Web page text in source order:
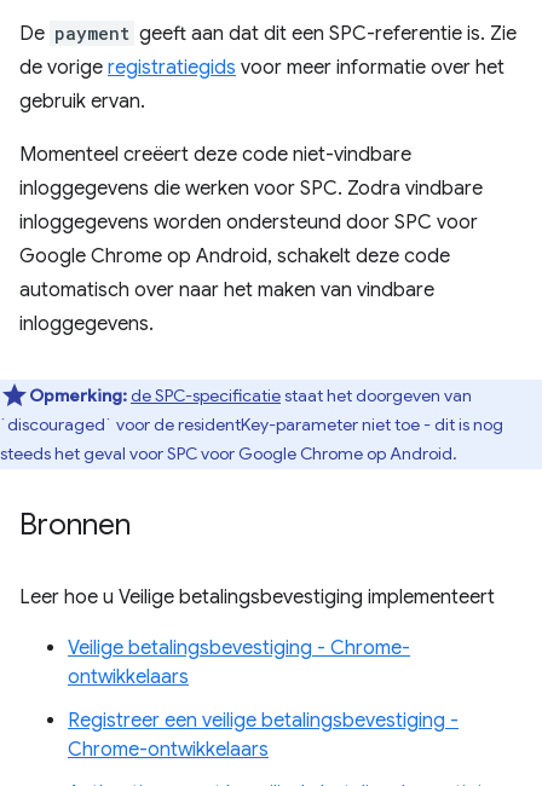
De payment geeft aan dat dit een SPC-referentie is. Zie
de vorige registratiegids voor meer informatie over het
gebruik ervan.
Momenteel creëert deze code niet-vindbare
inloggegevens die werken voor SPC. Zodra vindbare
inloggegevens worden ondersteund door SPC voor
Google Chrome op Android, schakelt deze code
automatisch over naar het maken van vindbare
inloggegevens.
Opmerking:de SPC-specificatiestaat het doorgeven van
`discouraged` voor de residentKey-parameter niet toe - dit is nog
steeds het geval voor SPC voor Google Chrome op Android.
Bronnen
Leer hoe u Veilige betalingsbevestiging implementeert
Veilige betalingsbevestiging - Chrome-
ontwikkelaars
Registreer een veilige betalingsbevestiging -
Chrome-ontwikkelaars